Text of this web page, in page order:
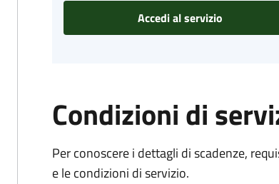
Accedi al servizio
Condizioni di
Per conoscere i dettagli di scadenze,
e le condizioni di servizio.